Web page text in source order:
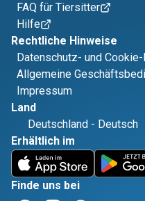
FAQ für Tiersitter
Hilfe
Rechtliche Hinweise
Datenschutz- und
Allgemeine
Impressum
Land
Deutschland - Deutsch
Erhältlich im
Finde uns bei